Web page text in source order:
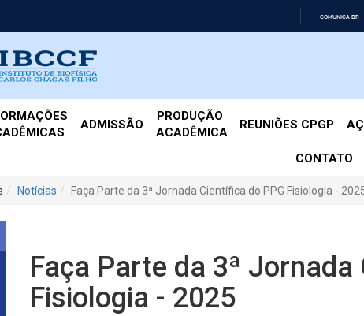
COMUNICA BR
ADMISSÃO
PRODUÇÃO
ACADÊMICA
REUNIÕES CPGP
CONTATO
Notícias Faça Parte da 3ª Jornada Científica do PPG Fisiologia -
Faça Parte da 3ª
Fisiologia - 2025